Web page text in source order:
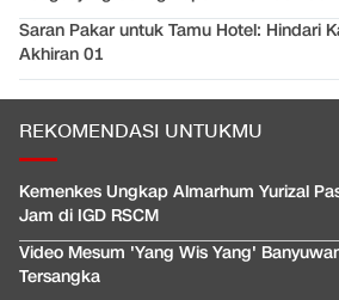
Saran Pakar untuk Tamu Hotel: Hindari
Akhiran 01
REKOMENDASI UNTUKMU
Kemenkes Ungkap Almarhum Yurizal
Jam di IGD RSCM
Video Mesum 'Yang Wis Yang'
Tersangka